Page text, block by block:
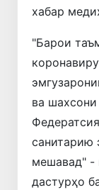
хабар
"Барои
ва
санитарию
мешавад" -
дастурҳо